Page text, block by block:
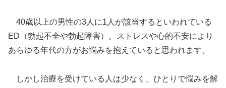
40歳以上の男性の3人に1人が該当するといわれている
ED（勃起不全や勃起障害）。ストレスや心的不安により
あらゆる年代の方がお悩みを抱えていると思われます。
しかし治療を受けている人は少なく、ひとりで悩みを解